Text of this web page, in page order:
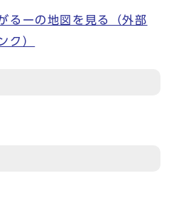
るーの地図を見る（外部
ク）